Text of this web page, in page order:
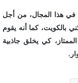
في هذا المجال، من أجل
بالكويت، كما أنه يقوم
كي يخلق جاذبية